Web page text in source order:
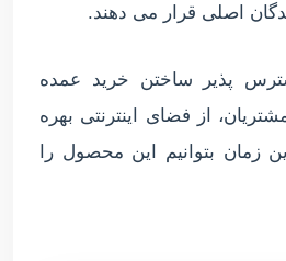
اصلی قرار می دهند.
پذیر ساختن خرید عمده
از فضای اینترنتی بهره
زمان بتوانیم این محصول را